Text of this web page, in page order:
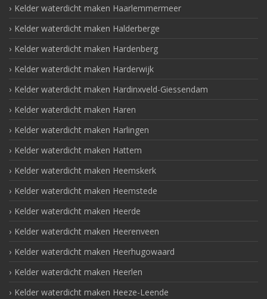
Kelder waterdicht maken Haarlemmermeer
Kelder waterdicht maken Halderberge
Kelder waterdicht maken Hardenberg
Kelder waterdicht maken Harderwijk
Kelder waterdicht maken Hardinxveld-Giessendam
Kelder waterdicht maken Haren
Kelder waterdicht maken Harlingen
Kelder waterdicht maken Hattem
Kelder waterdicht maken Heemskerk
Kelder waterdicht maken Heemstede
Kelder waterdicht maken Heerde
Kelder waterdicht maken Heerenveen
Kelder waterdicht maken Heerhugowaard
Kelder waterdicht maken Heerlen
Kelder waterdicht maken Heeze-Leende